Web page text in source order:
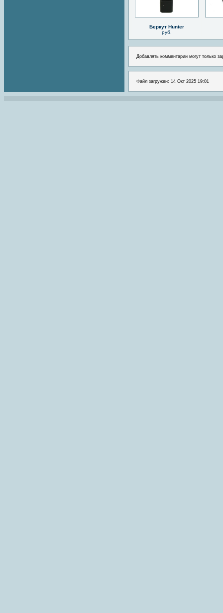
Беркут Hunter
руб.
Добавлять комментарии могут только
Файл загружен: 14 Окт 2025 19:01